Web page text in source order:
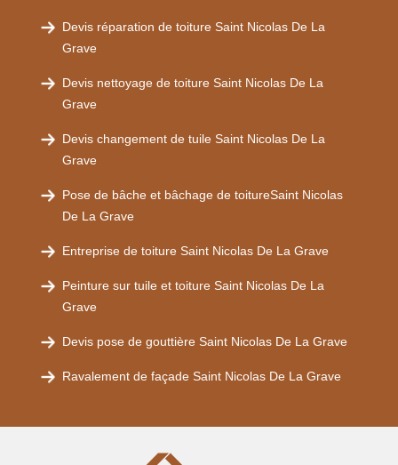
Devis réparation de toiture Saint Nicolas De La
Grave
Devis nettoyage de toiture Saint Nicolas De La
Grave
Devis changement de tuile Saint Nicolas De La
Grave
Pose de bâche et bâchage de toitureSaint Nicolas
De La Grave
Entreprise de toiture Saint Nicolas De La Grave
Peinture sur tuile et toiture Saint Nicolas De La
Grave
Devis pose de gouttière Saint Nicolas De La Grave
Ravalement de façade Saint Nicolas De La Grave